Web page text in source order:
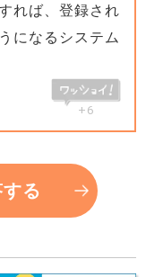
れば、登録され
になるシステム
+6
る